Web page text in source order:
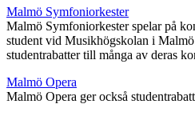
Malmö Symfoniorkester
Malmö Symfoniorkester spelar på
student vid Musikhögskolan i
studentrabatter till många av deras
Malmö Opera
Malmö Opera ger också